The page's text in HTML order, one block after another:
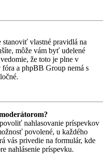
vlastné pravidlá na
môže vám byť udelené
že toto je plne v
a phpBB Group nemá s
nahlasovanie príspevkov
povolené, u každého
vás privedie na formulár, kde
nahlásenie príspevku.